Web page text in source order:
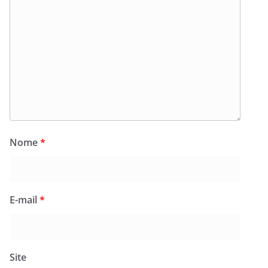
Nome*
E-mail*
Site